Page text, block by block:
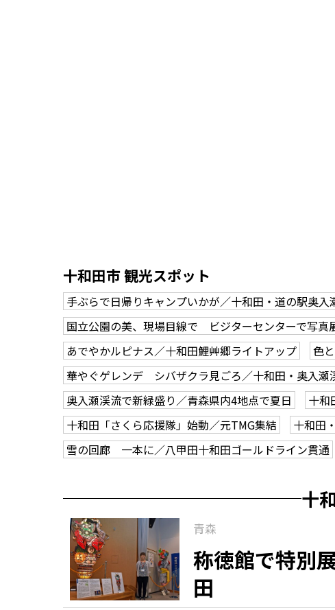
十和田市 観光スポット
手ぶらで日帰りキャンプいかが／十和田・道の駅奥入
国立公園の美、現場目線で ビジターセンターで写真
あでやかルピナス／十和田鯉艸郷ライトアップ
色
華やぐゲレンデ シバザクラ見ごろ／十和田・奥入瀬
奥入瀬渓流で新緑盛り／青森県内4地点で夏日
十和
十和田「さくら応援隊」始動／元TMG集結
十和田
雪の回廊 一本に／八甲田十和田ゴールドライン貫通
十
青森
称徳館で特別
田